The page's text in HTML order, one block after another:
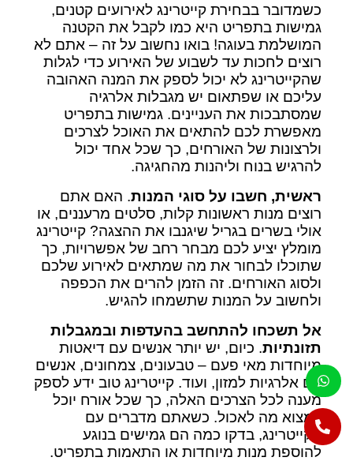
כשמדובר בבחירת קייטרינג לאירועים קטנים,
גמישות בתפריט היא כמו לקבל את הקטנה
המושלמת בעוגה! בואו נחשוב על זה – אתם לא
רוצים לחכות עד לשבוע של האירוע כדי לגלות
שהקייטרינג לא יכול לספק את המנה האהובה
עליכם או שפתאום יש מגבלות אלרגיה
שמסתבכות את העניינים. גמישות בתפריט
מאפשרת לכם להתאים את האוכל לצרכים
ולרצונות של האורחים, כך שכל אחד יכול
להרגיש בנוח וליהנות מהחגיגה.
ראשית, חשבו על סוגי המנות. האם אתם
רוצים מנות ראשונות קלות, סלטים מרעננים, או
אולי בשרים בגריל שיגנבו את ההצגה? קייטרינג
מומלץ יציע לכם מבחר רחב של אפשרויות, כך
שתוכלו לבחור את מה שמתאים לאירוע שלכם
ולסוג האורחים. זה הזמן להרים את הכפפה
ולחשוב על המנות שתשמחו להגיש.
אל תשכחו להתחשב בהעדפות ובמגבלות
תזונתיות. כיום, יש יותר אנשים עם דיאטות
מיוחדות מאי פעם – טבעונים, צמחונים, אנשים
עם אלרגיות למזון, ועוד. קייטרינג טוב ידע לספק
מענה לכל הצרכים האלה, כך שכל אורח יוכל
למצוא מה לאכול. כשאתם מדברים עם
הקייטרינג, בדקו כמה הם גמישים בנוגע
להוספת מנות מיוחדות או התאמות בתפריט.